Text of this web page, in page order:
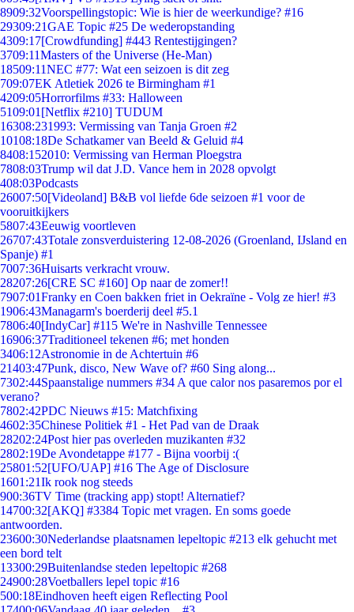
8909:32Voorspellingstopic: Wie is hier de weerkundige? #16
29309:21GAE Topic #25 De wederopstanding
4309:17[Crowdfunding] #443 Rentestijgingen?
3709:11Masters of the Universe (He-Man)
18509:11NEC #77: Wat een seizoen is dit zeg
709:07EK Atletiek 2026 te Birmingham #1
4209:05Horrorfilms #33: Halloween
5109:01 [Netflix #210] TUDUM
16308:231993: Vermissing van Tanja Groen #2
10108:18De Schatkamer van Beeld & Geluid #4
8408:152010: Vermissing van Herman Ploegstra
7808:03Trump wil dat J.D. Vance hem in 2028 opvolgt
408:03Podcasts
26007:50[Videoland] B&B vol liefde 6de seizoen #1 voor de
vooruitkijkers
5807:43Eeuwig voortleven
26707:43Totale zonsverduistering 12-08-2026 (Groenland, IJsland en
Spanje) #1
7007:36Huisarts verkracht vrouw.
28207:26[CRE SC #160] Op naar de zomer!!
7907:01Franky en Coen bakken friet in Oekraïne - Volg ze hier! #3
1906:43Managarm's boerderij deel #5.1
7806:40[IndyCar] #115 We're in Nashville Tennessee
16906:37Traditioneel tekenen #6; met honden
3406:12Astronomie in de Achtertuin #6
21403:47Punk, disco, New Wave of? #60 Sing along...
7302:44Spaanstalige nummers #34 A que calor nos pasaremos por el
verano?
7802:42PDC Nieuws #15: Matchfixing
4602:35Chinese Politiek #1 - Het Pad van de Draak
28202:24Post hier pas overleden muzikanten #32
2802:19De Avondetappe #177 - Bijna voorbij :(
25801:52[UFO/UAP] #16 The Age of Disclosure
1601:21Ik rook nog steeds
900:36TV Time (tracking app) stopt! Alternatief?
14700:32[AKQ] #3384 Topic met vragen. En soms goede
antwoorden.
23600:30Nederlandse plaatsnamen lepeltopic #213 elk gehucht met
een bord telt
13300:29Buitenlandse steden lepeltopic #268
24900:28Voetballers lepel topic #16
500:18Eindhoven heeft eigen Reflecting Pool